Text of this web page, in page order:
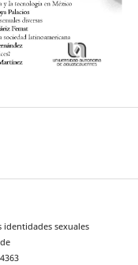
identidades sexuales